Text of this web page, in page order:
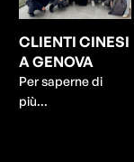
CLIENTI CINESI
A GENOVA
Per saperne di
più...